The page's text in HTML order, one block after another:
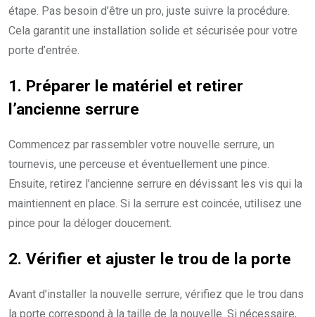
étape. Pas besoin d’être un pro, juste suivre la procédure.
Cela garantit une installation solide et sécurisée pour votre
porte d’entrée.
1. Préparer le matériel et retirer
l’ancienne serrure
Commencez par rassembler votre nouvelle serrure, un
tournevis, une perceuse et éventuellement une pince.
Ensuite, retirez l’ancienne serrure en dévissant les vis qui la
maintiennent en place. Si la serrure est coincée, utilisez une
pince pour la déloger doucement.
2. Vérifier et ajuster le trou de la porte
Avant d’installer la nouvelle serrure, vérifiez que le trou dans
la porte correspond à la taille de la nouvelle. Si nécessaire,